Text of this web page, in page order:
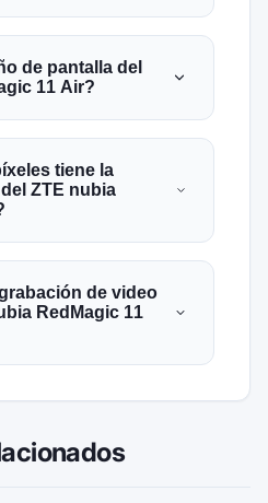
de pantalla del
11 Air?
tiene la
ZTE nubia
de video
RedMagic 11